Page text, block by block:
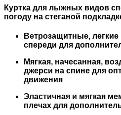
Куртка для лыжных видов
погоду на стеганой
Ветрозащитные, легкие
спереди для
Мягкая, начесанная,
джерси на спине для
движения
Эластичная и мягкая
плечах для